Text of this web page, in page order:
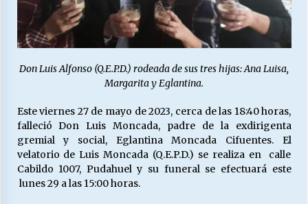
VOLVER A SER ALTERNATIVA
16/06/2026
MUNICIPALIDADES, HONORARIOS, DESPIDOS
28/05/2026
Releyendo la Rerum Novarum a 135 años. “La
cuestión social hoy”.
16/05/2026
Don Luis Alfonso (Q.E.P.D.) rodeada de sus tres hijas: Ana Luisa,
Margarita y Eglantina.
Este viernes 27 de mayo de 2023, cerca de las 18:40 horas,
falleció Don Luis Moncada, padre de la exdirigenta
gremial y social, Eglantina Moncada Cifuentes. El
velatorio de Luis Moncada (Q.E.P.D.) se realiza en calle
Cabildo 1007, Pudahuel y su funeral se efectuará este
lunes 29 a las 15:00 horas.